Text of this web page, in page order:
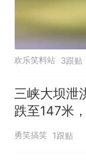
欢乐笑料站 3跟贴
三峡大坝泄
跌至147米
变四级
勇笑搞笑 1跟贴